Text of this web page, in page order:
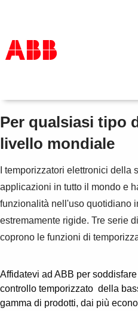
Prodotti e Soluzioni
Service
Chi siamo
Contattaci
Lavorare in ABB
Per qualsiasi tipo
livello mondiale
I temporizzatori elettronici
applicazioni in tutto il mondo e
funzionalità nell'uso quotidiano
estremamente rigide. Tre serie
coprono le funzioni di
Affidatevi ad ABB per
controllo temporizzato della
gamma di prodotti, dai più